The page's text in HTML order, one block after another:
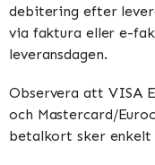
debitering efter
via faktura eller e-
leveransdagen.
Observera att VISA
och Mastercard/
betalkort sker enkelt